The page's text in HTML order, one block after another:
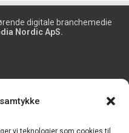
vi teknologier som cookies til
digitale branchemedie
Nordic ApS.